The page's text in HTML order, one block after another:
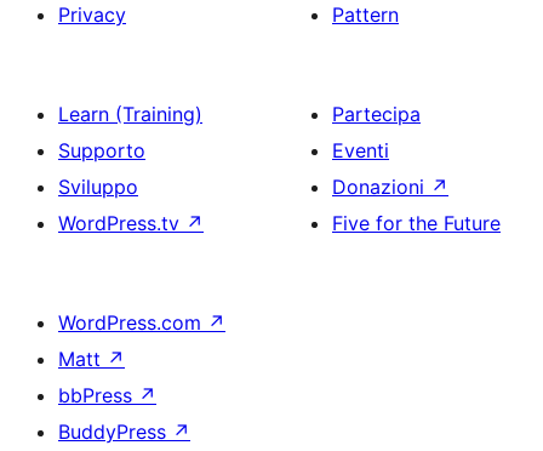
Privacy
Pattern
Learn (Training)
Supporto
Sviluppo
WordPress.tv ↗
Partecipa
Eventi
Donazioni ↗
Five for the Future
WordPress.com ↗
Matt ↗
bbPress ↗
BuddyPress ↗